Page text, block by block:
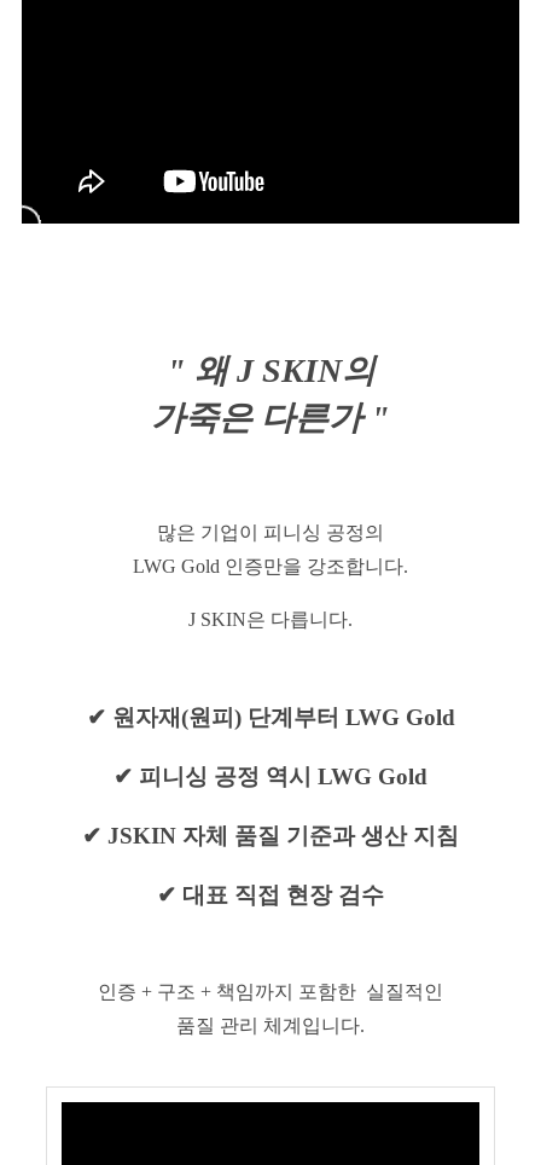
" 왜 J SKIN의
가죽은 다른가 "
많은 기업이 피니싱 공정의
LWG Gold 인증만을 강조합니다.
J SKIN은 다릅니다.
✔ 원자재(원피) 단계부터 LWG Gold
✔ 피니싱 공정 역시 LWG Gold
✔ JSKIN 자체 품질 기준과 생산 지침
✔ 대표 직접 현장 검수
인증 + 구조 + 책임까지 포함한 실질적인
품질 관리 체계입니다.